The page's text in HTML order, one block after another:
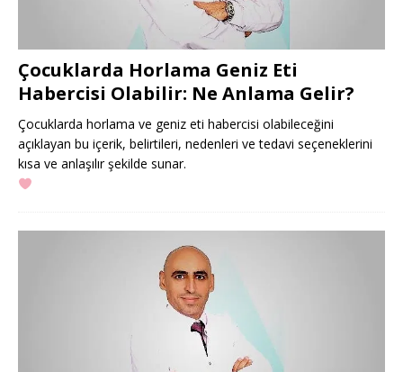
Çocuklarda Horlama Geniz Eti
Habercisi Olabilir: Ne Anlama Gelir?
Çocuklarda horlama ve geniz eti habercisi olabileceğini
açıklayan bu içerik, belirtileri, nedenleri ve tedavi seçeneklerini
kısa ve anlaşılır şekilde sunar.